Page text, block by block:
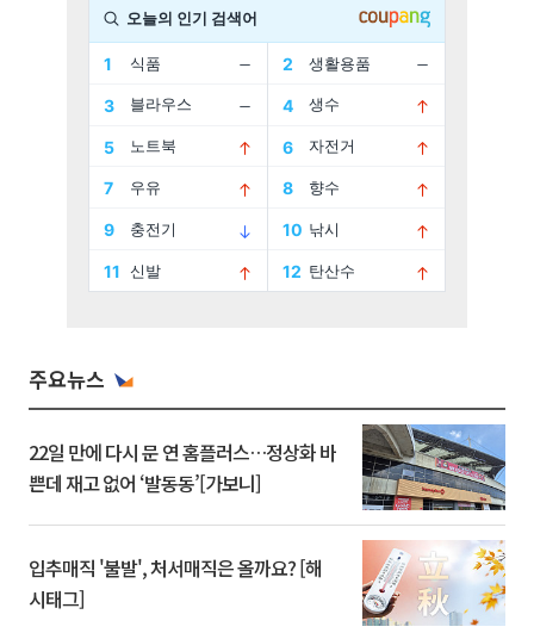
주요뉴스
22일 만에 다시 문 연 홈플러스…정상화 바
쁜데 재고 없어 ‘발동동’[가보니]
입추매직 '불발', 처서매직은 올까요? [해
시태그]